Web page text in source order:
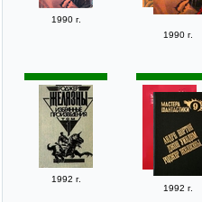
1990 г.
1990 г.
1992 г.
1992 г.